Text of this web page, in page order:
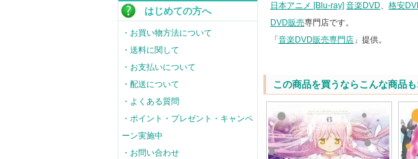
はじめての方へ
・お買い物方法について
・送料に関して
・お支払いについて
・配送について
・よくある質問
・ポイント・プレゼント・キャンペ
ーン実施中
・お問い合わせ
日本アニメ [Blu-ray] 音楽DVD、 格安
DVD販売専門店です。
「 音楽DVD販売専門店 」提供。
この商品を買うならこんな商品